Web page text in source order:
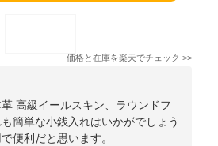
価格と在庫を楽天でチェック >>
高級イールスキン、ラウンドフ
簡単な小銭入れはいかがでしょう
便利だと思います。